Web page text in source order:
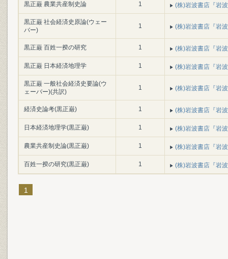
黒正巌 農業共産制史論 1 (株)岩波書店『岩
黒正巌 社会経済史原論(ウェー
バー)
1 (株)岩波書店『岩
黒正巌 百姓一揆の研究 1 (株)岩波書店『岩
黒正巌 日本経済地理学 1 (株)岩波書店『岩
黒正巌 一般社会経済史要論(ウ
ェーバー)(共訳)
1 (株)岩波書店『岩
経済史論考(黒正巌) 1 (株)岩波書店『岩
日本経済地理学(黒正巌) 1 (株)岩波書店『岩
農業共産制史論(黒正巌) 1 (株)岩波書店『岩
百姓一揆の研究(黒正巌) 1 (株)岩波書店『岩
1